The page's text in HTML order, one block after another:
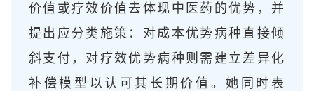
价值或疗效价值去体现中医药的优势，并
提出应分类施策：对成本优势病种直接倾
斜支付，对疗效优势病种则需建立差异化
补偿模型以认可其长期价值。她同时表